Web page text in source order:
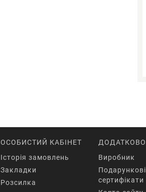
ОСОБИСТИЙ КАБІНЕТ
Історія замовлень
Закладки
Розсилка
ДОДАТКОВО
Виробник
Подарункові
сертифікати